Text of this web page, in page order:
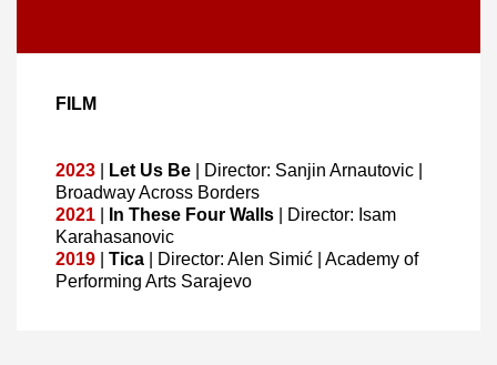
FILM
2023 Let Us Be | Director: Sanjin Arnautovic |
Broadway Across Borders
2021
In These Four Walls
| Director: Isam
Karahasanovic
2019
Tica | Director: Alen Simić | Academy of
Performing Arts Sarajevo